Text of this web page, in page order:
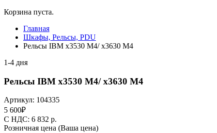
Корзина пуста.
Главная
Шкафы, Рельсы, PDU
Рельсы IBM x3530 M4/ x3630 M4
1-4 дня
Рельсы IBM x3530 M4/ x3630 M4
Артикул: 104335
5 600₽
C НДС: 6 832 р.
Розничная цена (Ваша цена)